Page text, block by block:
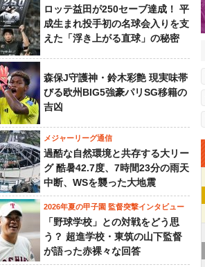
ロッテ益田が250セーブ達成！ 平
成生まれ投手初の名球会入りを支
えた「浮き上がる直球」の秘密
森保J守護神・鈴木彩艶 現実味帯
びる欧州BIG5強豪パリSG移籍の
吉凶
メジャーリーグ通信
過酷な自然環境と共存する大リー
グ 酷暑42.7度、7時間23分の雨天
中断、WSを襲った大地震
2026年夏の甲子園 監督突撃インタビュー
「野球学校」との対戦をどう思
う？ 超進学校・東筑の山下監督
が語った赤裸々な回答